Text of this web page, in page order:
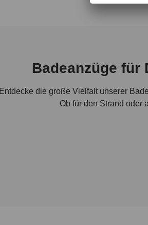
Badeanzüge für
Entdecke die große Vielfalt unserer
Ob für den Strand oder
Qualität